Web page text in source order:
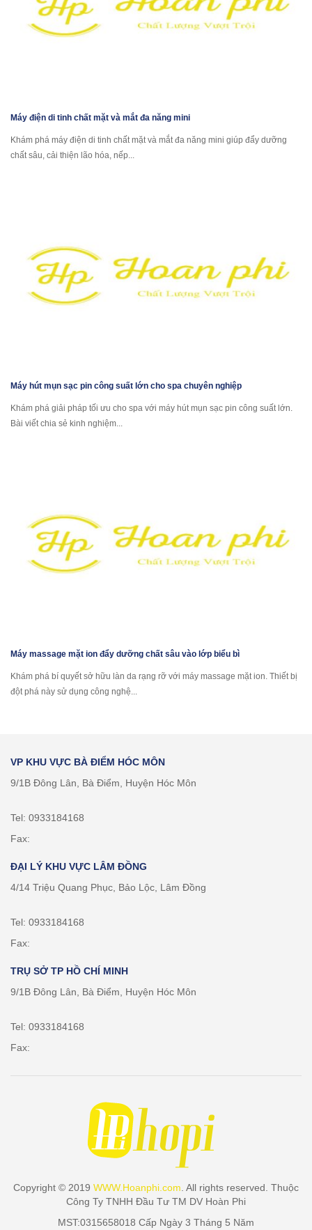
Máy điện di tinh chất mặt và mắt đa năng mini
Khám phá máy điện di tinh chất mặt và mắt đa năng mini giúp đẩy dưỡng
chất sâu, cải thiện lão hóa, nếp...
Máy hút mụn sạc pin công suất lớn cho spa chuyên nghiệp
Khám phá giải pháp tối ưu cho spa với máy hút mụn sạc pin công suất lớn.
Bài viết chia sẻ kinh nghiệm...
Máy massage mặt ion đẩy dưỡng chất sâu vào lớp biểu bì
Khám phá bí quyết sở hữu làn da rạng rỡ với máy massage mặt ion. Thiết bị
đột phá này sử dụng công nghệ...
VP KHU VỰC BÀ ĐIỂM HÓC MÔN
9/1B Đông Lân, Bà Điểm, Huyện Hóc Môn
Tel: 0933184168
Fax:
ĐẠI LÝ KHU VỰC LÂM ĐỒNG
4/14 Triệu Quang Phục, Bảo Lộc, Lâm Đồng
Tel: 0933184168
Fax:
TRỤ SỞ TP HỒ CHÍ MINH
9/1B Đông Lân, Bà Điểm, Huyện Hóc Môn
Tel: 0933184168
Fax:
Copyright © 2019 WWW.Hoanphi.com . All rights reserved. Thuộc
Công Ty TNHH Đầu Tư TM DV Hoàn Phi
MST:0315658018 Cấp Ngày 3 Tháng 5 Năm